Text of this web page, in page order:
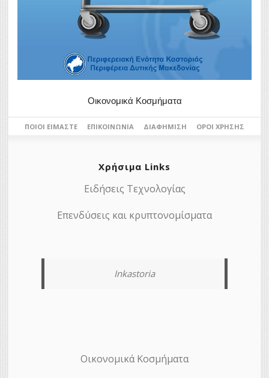
Οικονομικά Κοσμήματα
ΠΟΙΟΙ ΕΊΜΑΣΤΕ ΕΠΙΚΟΙΝΩΝΊΑ ΔΙΑΦΉΜΙΣΗ ΌΡΟΙ ΧΡΉΣΗΣ
Χρήσιμα Links
Ειδήσεις Τεχνολογίας
Επενδύσεις και κρυπτονομίσματα
Inkastoria
Οικονομικά Κοσμήματα